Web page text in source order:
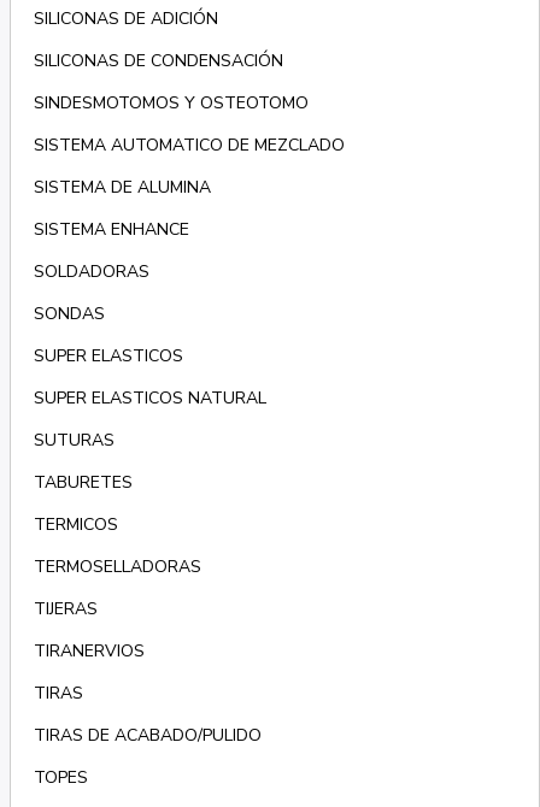
SILICONAS DE ADICIÓN
SILICONAS DE CONDENSACIÓN
SINDESMOTOMOS Y OSTEOTOMO
SISTEMA AUTOMATICO DE MEZCLADO
SISTEMA DE ALUMINA
SISTEMA ENHANCE
SOLDADORAS
SONDAS
SUPER ELASTICOS
SUPER ELASTICOS NATURAL
SUTURAS
TABURETES
TERMICOS
TERMOSELLADORAS
TIJERAS
TIRANERVIOS
TIRAS
TIRAS DE ACABADO/PULIDO
TOPES